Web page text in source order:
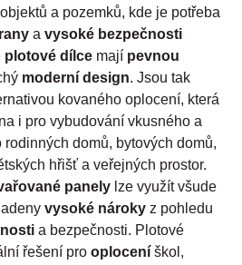
a pozemků, kde je potřeba
a vysoké bezpečnosti
plotové dílce mají pevnou
moderní design. Jsou tak
kovaného oplocení, která
i pro vybudování vkusného a
rodinných domů, bytových domů,
hřišť a veřejných prostor.
panely lze využít všude
vysoké nároky z pohledu
a bezpečnosti. Plotové
řešení pro oplocení škol,